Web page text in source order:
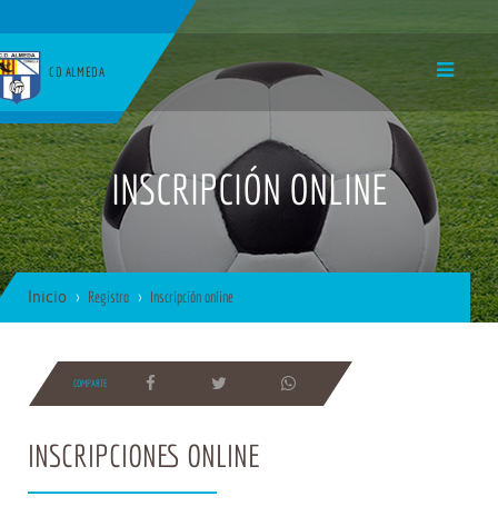
CD ALMEDA
INSCRIPCIÓN ONLINE
Inicio Registro Inscripción online
COMPARTE
INSCRIPCIONES ONLINE